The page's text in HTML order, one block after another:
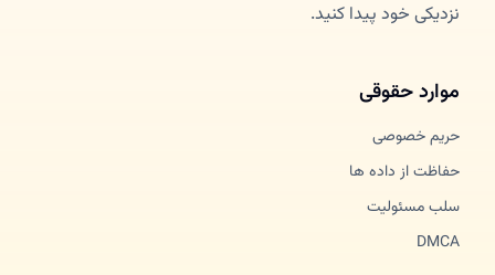
نزدیکی خود پیدا کنید.
موارد حقوقی
حریم خصوصی
حفاظت از داده ها
سلب مسئولیت
DMCA